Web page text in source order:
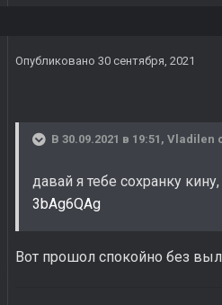
Опубликовано 30 сентября, 2021
В 30.09.2021 в 19:51, Vladilen
давай я тебе сохранку
3bAg6QAg
Вот прошол спокойно без